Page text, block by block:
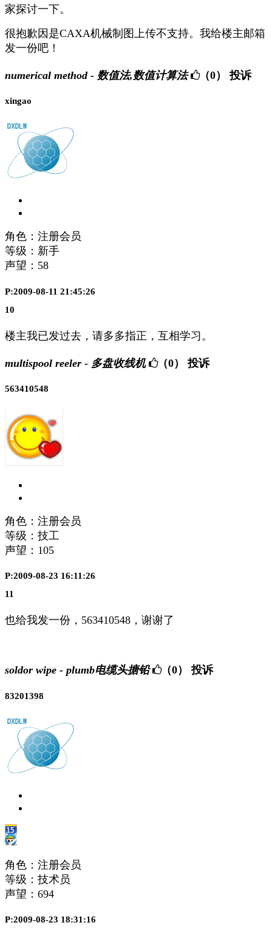
家探讨一下。
很抱歉因是CAXA机械制图上传不支持。我给楼主邮箱
发一份吧！
numerical method - 数值法,数值计算法 （0） 投诉
xingao
角色：注册会员
等级：新手
声望： 58
P:2009-08-11 21:45:26
10
楼主我已发过去，请多多指正，互相学习。
multispool reeler - 多盘收线机 （0） 投诉
563410548
角色：注册会员
等级：技工
声望： 105
P:2009-08-23 16:11:26
11
也给我发一份，563410548，谢谢了
soldor wipe - plumb电缆头搪铅 （0） 投诉
83201398
角色：注册会员
等级：技术员
声望： 694
P:2009-08-23 18:31:16